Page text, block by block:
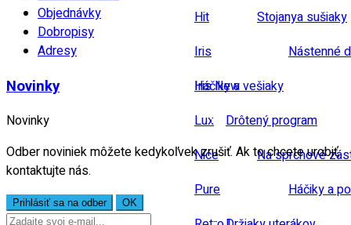
Hit
Iris
Iris New
Lux
Nice
Pure
Stojanya sušiaky
Nástenné
Háčiky a vešiaky
Drôtený program
Na sprchové
Háčiky a
Objednávky
Dobropisy
Adresy
Novinky
Novinky
Odber noviniek môžete kedykoľvek zrušiť. Ak to chcete urobiť,
kontaktujte nás.